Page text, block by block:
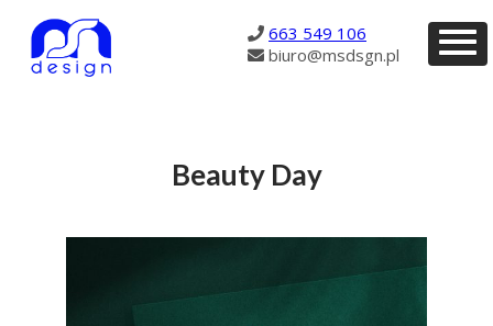
663 549 106
biuro@msdsgn.pl
Beauty Day